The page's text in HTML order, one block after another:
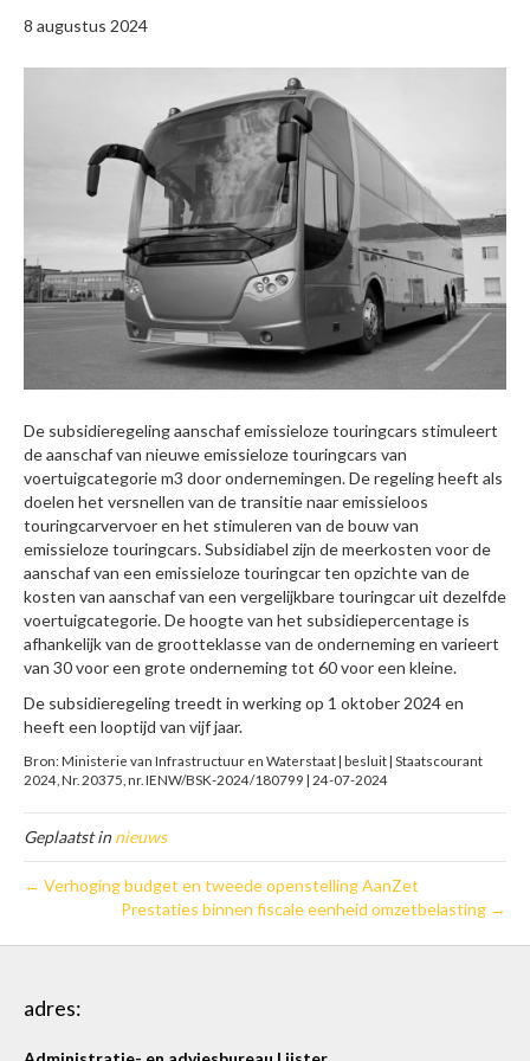
8 augustus 2024
De subsidieregeling aanschaf emissieloze touringcars stimuleert
de aanschaf van nieuwe emissieloze touringcars van
voertuigcategorie m3 door ondernemingen. De regeling heeft als
doelen het versnellen van de transitie naar emissieloos
touringcarvervoer en het stimuleren van de bouw van
emissieloze touringcars. Subsidiabel zijn de meerkosten voor de
aanschaf van een emissieloze touringcar ten opzichte van de
kosten van aanschaf van een vergelijkbare touringcar uit dezelfde
voertuigcategorie. De hoogte van het subsidiepercentage is
afhankelijk van de grootteklasse van de onderneming en varieert
van 30 voor een grote onderneming tot 60 voor een kleine.
De subsidieregeling treedt in werking op 1 oktober 2024 en
heeft een looptijd van vijf jaar.
Bron: Ministerie van Infrastructuur en Waterstaat | besluit | Staatscourant
2024, Nr. 20375, nr. IENW/BSK-2024/180799 | 24-07-2024
Geplaatst innieuws
← Verhoging budget en tweede openstelling AanZet
Prestaties binnen fiscale eenheid omzetbelasting →
adres: